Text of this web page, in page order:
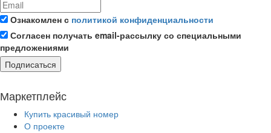
Ознакомлен с политикой конфиденциальности
Согласен получать email-рассылку со специальными
предложениями
Подписаться
Маркетплейс
Купить красивый номер
О проекте